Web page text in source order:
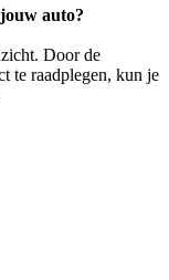
auto?
Door de
te raadplegen, kun je